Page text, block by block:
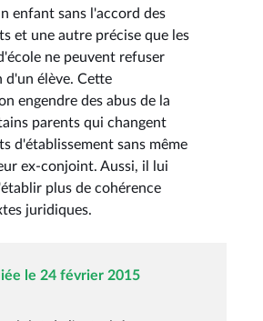
enfant sans l'accord des
et une autre précise que les
ne peuvent refuser
d'un élève. Cette
engendre des abus de la
parents qui changent
d'établissement sans même
ex-conjoint. Aussi, il lui
plus de cohérence
juridiques.
le 24 février 2015